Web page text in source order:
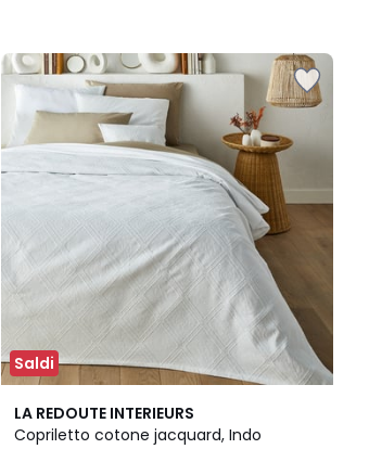
Saldi
LA REDOUTE INTERIEURS
Copriletto cotone jacquard, Indo
4,1
/ 5
6
Colori